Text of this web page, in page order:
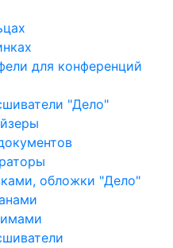
для конференций
"Дело"
обложки "Дело"